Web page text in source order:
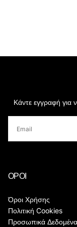
Κάντε εγγραφή για
ΟΡΟΙ
Όροι Χρήσης
Πολιτική Cookies
Προσωπικά Δεδομένα